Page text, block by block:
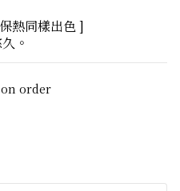
熱同樣出色 ]
。
on order